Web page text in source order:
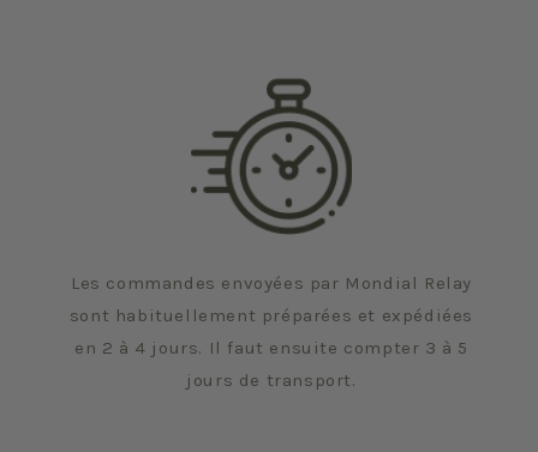
Les commandes envoyées par Mondial Relay
sont habituellement préparées et expédiées
en 2 à 4 jours. Il faut ensuite compter 3 à 5
jours de transport.